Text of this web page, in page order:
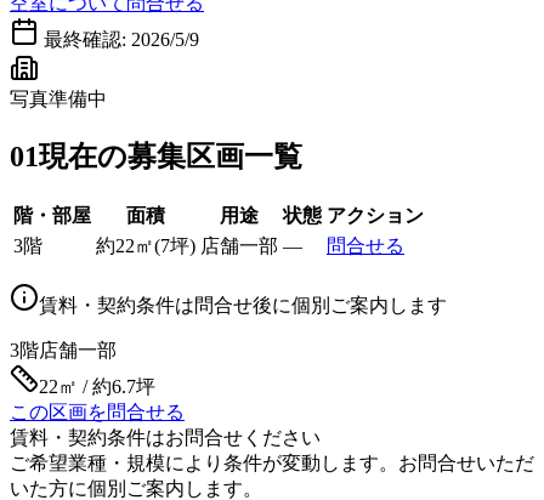
最終確認: 2026/5/9
写真準備中
01現在の募集区画一覧
階・部屋 面積 用途 状態 アクション
3階
約22㎡(7坪) 店舗一部 — 問合せる
賃料・契約条件は問合せ後に個別ご案内します
3階店舗一部
22㎡ / 約6.7坪
この区画を問合せる
賃料・契約条件はお問合せください
ご希望業種・規模により条件が変動します。お問合せいただ
いた方に個別ご案内します。